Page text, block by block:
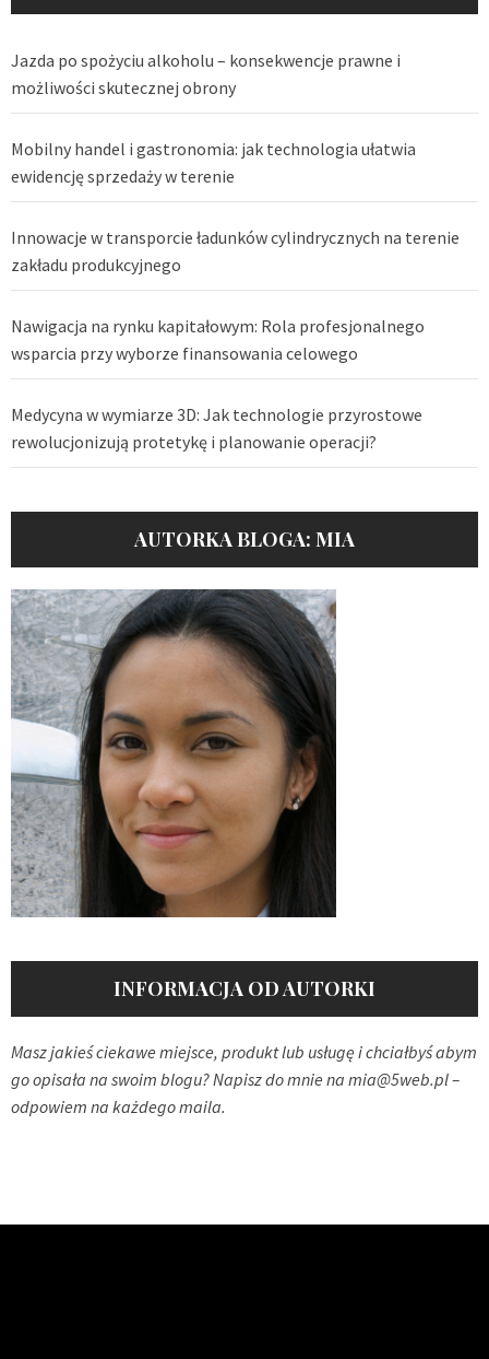
Jazda po spożyciu alkoholu – konsekwencje prawne i
możliwości skutecznej obrony
Mobilny handel i gastronomia: jak technologia ułatwia
ewidencję sprzedaży w terenie
Innowacje w transporcie ładunków cylindrycznych na terenie
zakładu produkcyjnego
Nawigacja na rynku kapitałowym: Rola profesjonalnego
wsparcia przy wyborze finansowania celowego
Medycyna w wymiarze 3D: Jak technologie przyrostowe
rewolucjonizują protetykę i planowanie operacji?
AUTORKA BLOGA: MIA
INFORMACJA OD AUTORKI
Masz jakieś ciekawe miejsce, produkt lub usługę i chciałbyś abym
go opisała na swoim blogu? Napisz do mnie na mia@5web.pl–
odpowiem na każdego maila.